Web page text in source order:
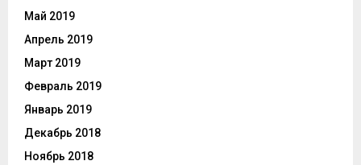
Май 2019
Апрель 2019
Март 2019
Февраль 2019
Январь 2019
Декабрь 2018
Ноябрь 2018